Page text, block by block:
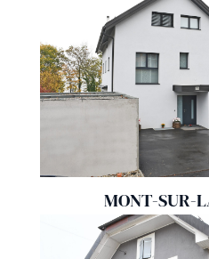
MONT-SUR-